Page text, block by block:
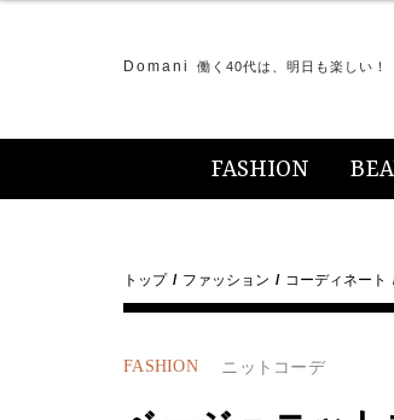
Domani 働く40代は、明日も楽しい！
FASHION
トップ ファッション コーディネート
FASHION ニットコーデ